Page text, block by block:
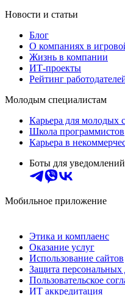
Новости и статьи
Блог
О компаниях в
Жизнь в компании
ИТ-проекты
Рейтинг
Молодым специалистам
Карьера для молодых
Школа программистов
Карьера в
Боты для уведомлений
Мобильное приложение
Этика и комплаенс
Оказание услуг
Использование сайтов
Защита
Пользовательское
ИТ аккредитация